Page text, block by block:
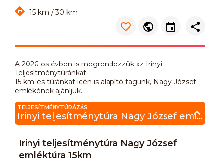
15 km / 30 km
A 2026-os évben is megrendezzük az Irinyi
Teljesítménytúránkat.
15 km-es túránkat idén is alapító tagunk, Nagy József
emlékének ajánljuk.
TELJESÍTMÉNYTÚRÁZÁS
Irinyi teljesítménytúra Nagy József emléktúra 15km
Irinyi teljesítménytúra Nagy József
emléktúra 15km